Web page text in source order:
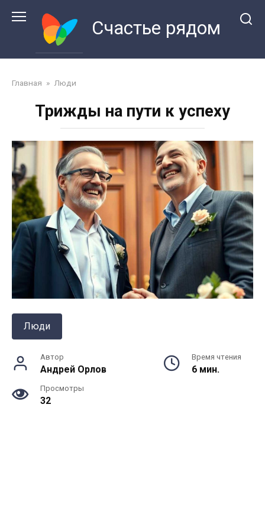
Счастье рядом
Главная » Люди
Трижды на пути к успеху
Люди
Автор
Андрей Орлов
Время чтения
6 мин.
Просмотры
32